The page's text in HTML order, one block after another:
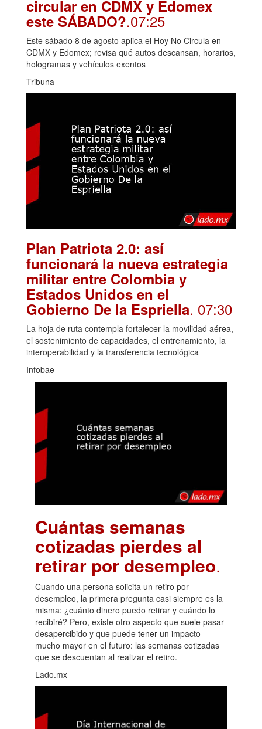
circular en CDMX y Edomex
este SÁBADO?.07:25
Este sábado 8 de agosto aplica el Hoy No Circula en
CDMX y Edomex; revisa qué autos descansan, horarios,
hologramas y vehículos exentos
Tribuna
Plan Patriota 2.0: así
funcionará la nueva estrategia
militar entre Colombia y
Estados Unidos en el
Gobierno De la Espriella. 07:30
La hoja de ruta contempla fortalecer la movilidad aérea,
el sostenimiento de capacidades, el entrenamiento, la
interoperabilidad y la transferencia tecnológica
Infobae
Cuántas semanas
cotizadas pierdes al
retirar por desempleo.
Cuando una persona solicita un retiro por
desempleo, la primera pregunta casi siempre es la
misma: ¿cuánto dinero puedo retirar y cuándo lo
recibiré? Pero, existe otro aspecto que suele pasar
desapercibido y que puede tener un impacto
mucho mayor en el futuro: las semanas cotizadas
que se descuentan al realizar el retiro.
Lado.mx